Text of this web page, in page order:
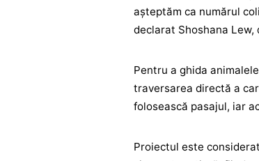
așteptăm ca numărul
declarat Shoshana
Pentru a ghida
traversarea directă a
folosească pasajul, iar
Proiectul este